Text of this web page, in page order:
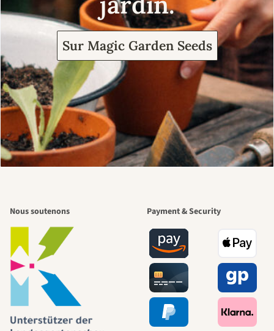
Sur Magic Garden Seeds
Nous soutenons Payment & Security